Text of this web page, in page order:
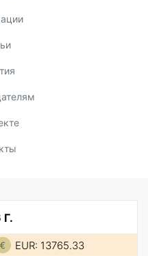
Г.
EUR: 13765.33